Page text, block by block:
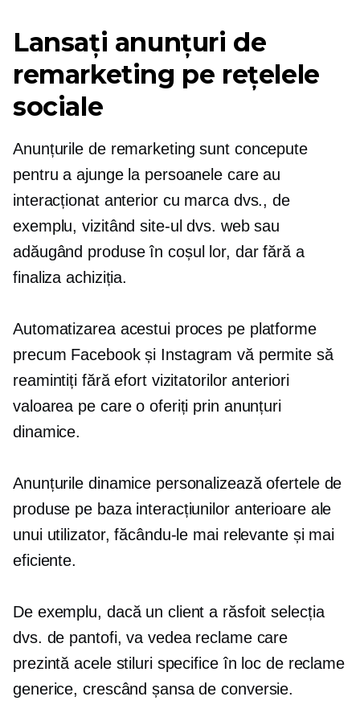
Lansați anunțuri de
remarketing pe rețelele
sociale
Anunțurile de remarketing sunt concepute
pentru a ajunge la persoanele care au
interacționat anterior cu marca dvs., de
exemplu, vizitând site-ul dvs. web sau
adăugând produse în coșul lor, dar fără a
finaliza achiziția.
Automatizarea acestui proces pe platforme
precum Facebook și Instagram vă permite să
reamintiți fără efort vizitatorilor anteriori
valoarea pe care o oferiți prin anunțuri
dinamice.
Anunțurile dinamice personalizează ofertele de
produse pe baza interacțiunilor anterioare ale
unui utilizator, făcându-le mai relevante și mai
eficiente.
De exemplu, dacă un client a răsfoit selecția
dvs. de pantofi, va vedea reclame care
prezintă acele stiluri specifice în loc de reclame
generice, crescând șansa de conversie.